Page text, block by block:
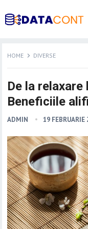
HOME DIVERSE
De la
Beneficiile
ADMIN 19 FEBRUARIE